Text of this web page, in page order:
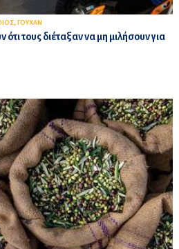
, ΓΟΥΧΑΝ
ότι τους διέταξαν να μη μιλήσουν για